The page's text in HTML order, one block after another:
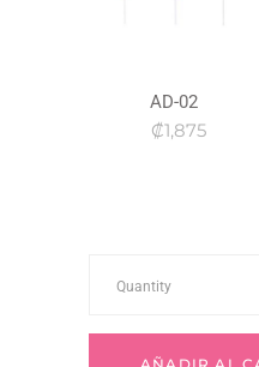
AD-02
₡1,875
Fr-
Quantity